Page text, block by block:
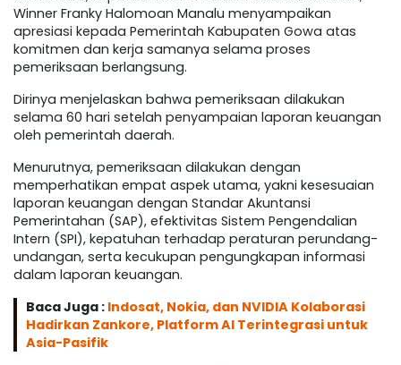
Winner Franky Halomoan Manalu menyampaikan
apresiasi kepada Pemerintah Kabupaten Gowa atas
komitmen dan kerja samanya selama proses
pemeriksaan berlangsung.
Dirinya menjelaskan bahwa pemeriksaan dilakukan
selama 60 hari setelah penyampaian laporan keuangan
oleh pemerintah daerah.
Menurutnya, pemeriksaan dilakukan dengan
memperhatikan empat aspek utama, yakni kesesuaian
laporan keuangan dengan Standar Akuntansi
Pemerintahan (SAP), efektivitas Sistem Pengendalian
Intern (SPI), kepatuhan terhadap peraturan perundang-
undangan, serta kecukupan pengungkapan informasi
dalam laporan keuangan.
Baca Juga : Indosat, Nokia, dan NVIDIA Kolaborasi
Hadirkan Zankore, Platform AI Terintegrasi untuk
Asia-Pasifik